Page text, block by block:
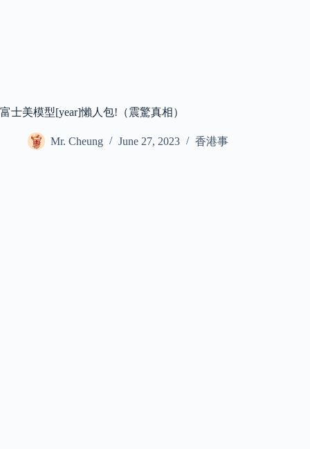
富士美模型[year]懶人包!（震驚真相）
Mr. Cheung June 27, 2023 香港事